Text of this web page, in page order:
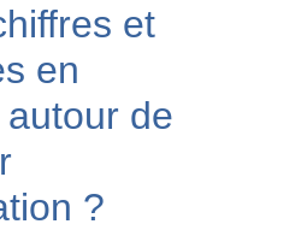
et
en
de
?